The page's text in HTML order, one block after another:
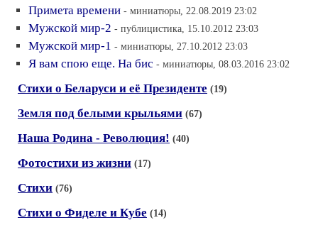
Примета времени - миниатюры, 22.08.2019 23:02
Мужской мир-2 - публицистика, 15.10.2012 23:03
Мужской мир-1 - миниатюры, 27.10.2012 23:03
Я вам спою еще. На бис - миниатюры, 08.03.2016 23:02
Стихи о Беларуси и её Президенте (19)
Земля под белыми крыльями (67)
Наша Родина - Революция! (40)
Фотостихи из жизни (17)
Стихи (76)
Стихи о Фиделе и Кубе (14)